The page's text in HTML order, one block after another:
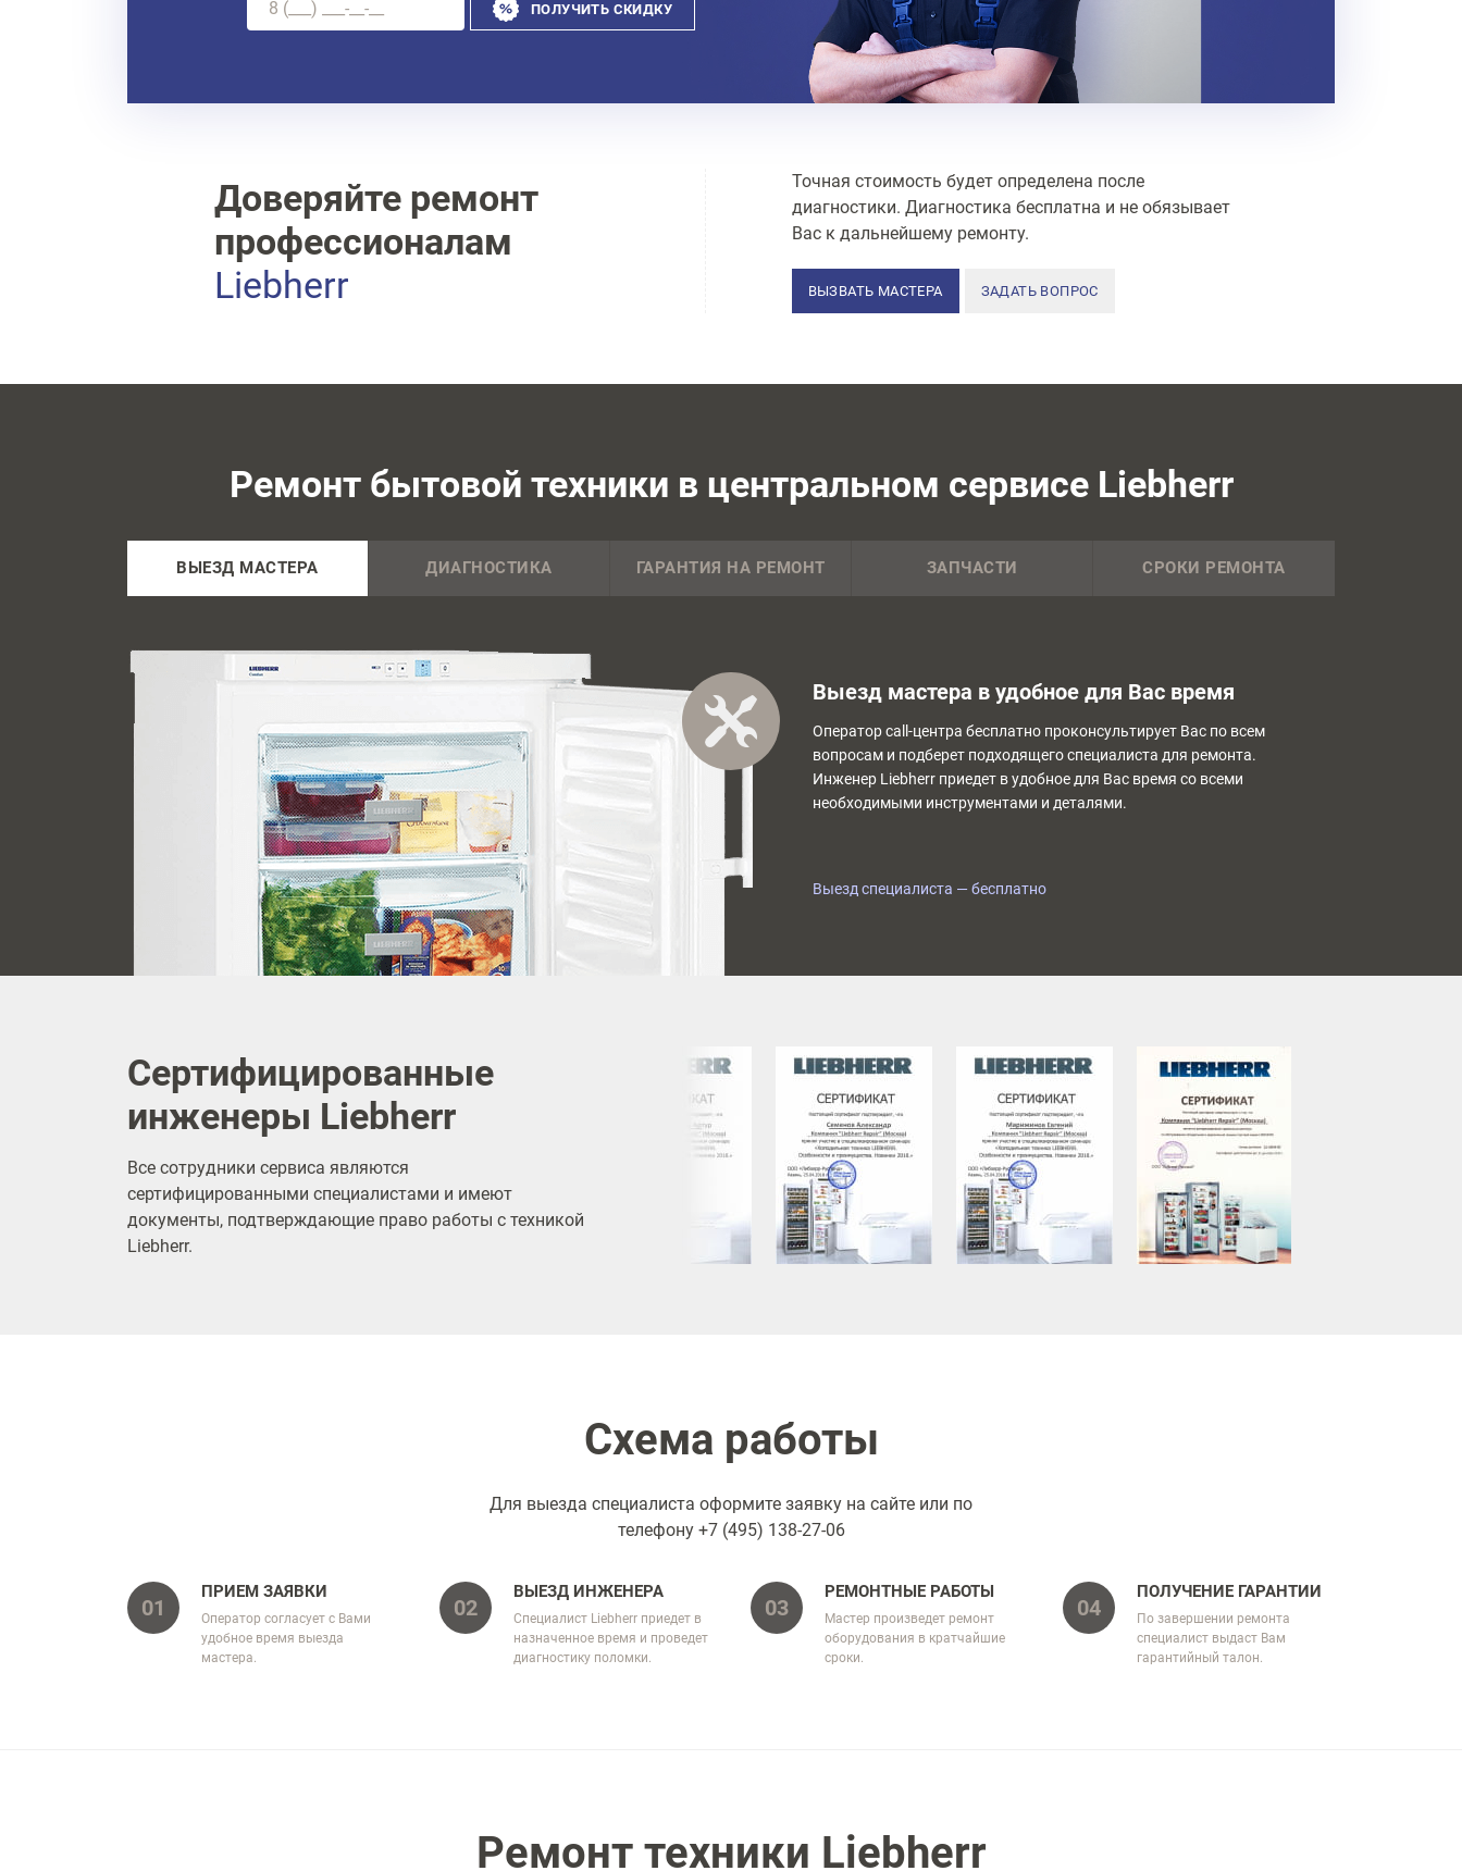
ПОЛУЧИТЬ СКИДКУ
Доверяйте ремонт
профессионалам
Liebherr
Точная стоимость будет определена после
диагностики. Диагностика бесплатна и не обязывает
Вас к дальнейшему ремонту.
ВЫЗВАТЬ МАСТЕРА ЗАДАТЬ ВОПРОС
Ремонт бытовой техники в центральном сервисе Liebherr
ВЫЕЗД МАСТЕРА ДИАГНОСТИКА ГАРАНТИЯ НА РЕМОНТ ЗАПЧАСТИ СРОКИ РЕМОНТА
Выезд мастера в удобное для Вас время
Оператор call-центра бесплатно проконсультирует Вас по всем
вопросам и подберет подходящего специалиста для ремонта.
Инженер Liebherr приедет в удобное для Вас время со всеми
необходимыми инструментами и деталями.
Выезд специалиста — бесплатно
Сертифицированные
инженеры Liebherr
Все сотрудники сервиса являются
сертифицированными специалистами и имеют
документы, подтверждающие право работы с техникой
Liebherr.
Схема работы
Для выезда специалиста оформите заявку на сайте или по
телефону +7 (495) 138-27-06
01
ПРИЕМ ЗАЯВКИ
Оператор согласует с Вами
удобное время выезда
мастера.
02
ВЫЕЗД ИНЖЕНЕРА
Специалист Liebherr приедет в
назначенное время и проведет
диагностику поломки.
03
РЕМОНТНЫЕ РАБОТЫ
Мастер произведет ремонт
оборудования в кратчайшие
сроки.
04
ПОЛУЧЕНИЕ ГАРАНТИИ
По завершении ремонта
специалист выдаст Вам
гарантийный талон.
Ремонт техники Liebherr